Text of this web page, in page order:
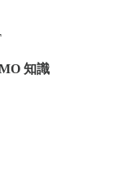
知識